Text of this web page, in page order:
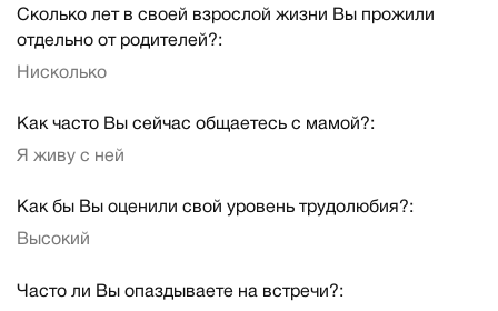
Сколько лет в своей взрослой жизни Вы прожили
отдельно от родителей?:
Нисколько
Как часто Вы сейчас общаетесь с мамой?:
Я живу с ней
Как бы Вы оценили свой уровень трудолюбия?:
Высокий
Часто ли Вы опаздываете на встречи?: